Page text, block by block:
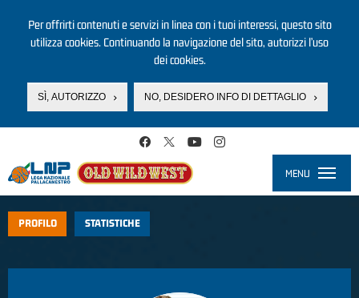
Per offrirti contenuti e servizi in linea con i tuoi interessi, questo sito
utilizza cookies. Continuando la navigazione del sito, autorizzi l’uso
dei cookies.
SÌ, AUTORIZZO NO, DESIDERO INFO DI DETTAGLIO
MENU
PROFILO STATISTICHE